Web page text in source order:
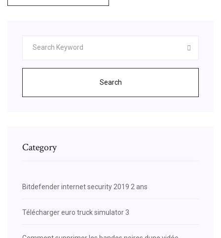
Search
Category
Bitdefender internet security 2019 2 ans
Télécharger euro truck simulator 3